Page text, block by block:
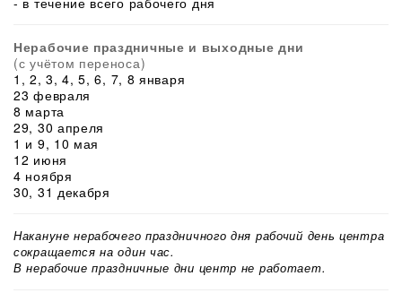
Нерабочие праздничные и выходные дни
(с учётом переноса)
1, 2, 3, 4, 5, 6, 7, 8 января
23 февраля
8 марта
29, 30 апреля
1 и 9, 10 мая
12 июня
4 ноября
30, 31 декабря
Накануне нерабочего праздничного дня рабочий день центра
сокращается на один час.
В нерабочие праздничные дни центр не работает.